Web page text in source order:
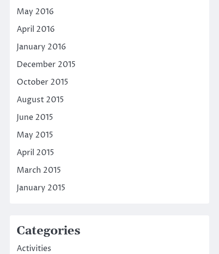
May 2016
April 2016
January 2016
December 2015
October 2015
August 2015
June 2015
May 2015
April 2015
March 2015
January 2015
Categories
Activities